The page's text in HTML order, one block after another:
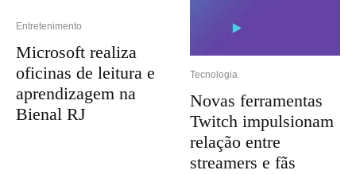
Entretenimento
Microsoft realiza
oficinas de leitura e
aprendizagem na
Bienal RJ
Tecnologia
Novas ferramentas
Twitch impulsionam
relação entre
streamers e fãs